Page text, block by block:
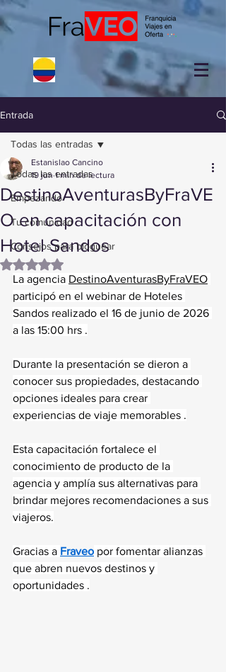
Entrada
Todas las entradas
Empezando
Tu comunidad
Consejos para bloguear
Todas las entradas
DestinoAventurasByFraVE
O en capacitación con
Hotel Sandos
Estanislao Cancino
19 jun 1 min de lectura
Obtuvo NaN de 5 estrellas.
La agencia DestinoAventurasByFraVEO
participó en el webinar de Hoteles
Sandos realizado el 16 de junio de 2026
a las 15:00 hrs .
Durante la presentación se dieron a
conocer sus propiedades, destacando
opciones ideales para crear
experiencias de viaje memorables .
Esta capacitación fortalece el
conocimiento de producto de la
agencia y amplía sus alternativas para
brindar mejores recomendaciones a sus
viajeros.
Gracias a Fraveo por fomentar alianzas
que abren nuevos destinos y
oportunidades .